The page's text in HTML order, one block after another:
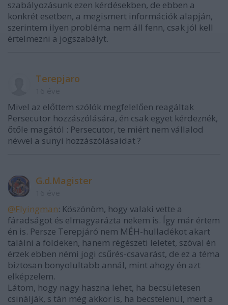
szabályozásunk ezen kérdésekben, de ebben a
konkrét esetben, a megismert információk alapján,
szerintem ilyen probléma nem áll fenn, csak jól kell
értelmezni a jogszabályt.
Terepjaro
Mivel az előttem szólók megfelelően reagáltak
Persecutor hozzászólására, én csak egyet kérdeznék,
őtőle magától : Persecutor, te miért nem vállalod
névvel a sunyi hozzászólásaidat ?
G.d.Magister
@Flyingman: Köszönöm, hogy valaki vette a
fáradságot és elmagyarázta nekem is. Így már értem
én is. Persze Terepjáró nem MÉH-hulladékot akart
találni a földeken, hanem régészeti leletet, szóval én
érzek ebben némi jogi csűrés-csavarást, de ez a téma
biztosan bonyolultabb annál, mint ahogy én azt
elképzelem.
Látom, hogy nagy haszna lehet, ha becsületesen
csinálják, s tán még akkor is, ha becstelenül, mert a